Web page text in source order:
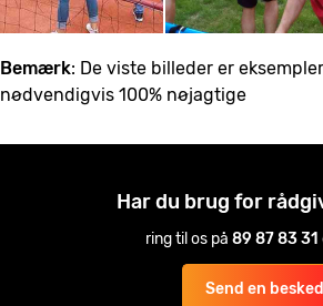
Bemærk: De viste billeder er
nødvendigvis 100% nøjagtige
Har du brug for
ring til os på 89 87 83 31
Send en besked